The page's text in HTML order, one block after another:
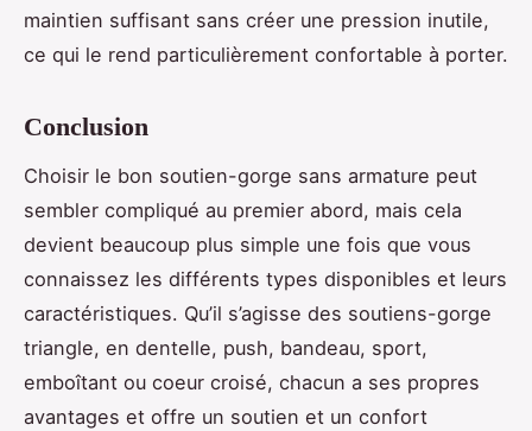
maintien suffisant sans créer une pression inutile,
ce qui le rend particulièrement confortable à porter.
Conclusion
Choisir le bon soutien-gorge sans armature peut
sembler compliqué au premier abord, mais cela
devient beaucoup plus simple une fois que vous
connaissez les différents types disponibles et leurs
caractéristiques. Qu’il s’agisse des soutiens-gorge
triangle, en dentelle, push, bandeau, sport,
emboîtant ou coeur croisé, chacun a ses propres
avantages et offre un soutien et un confort